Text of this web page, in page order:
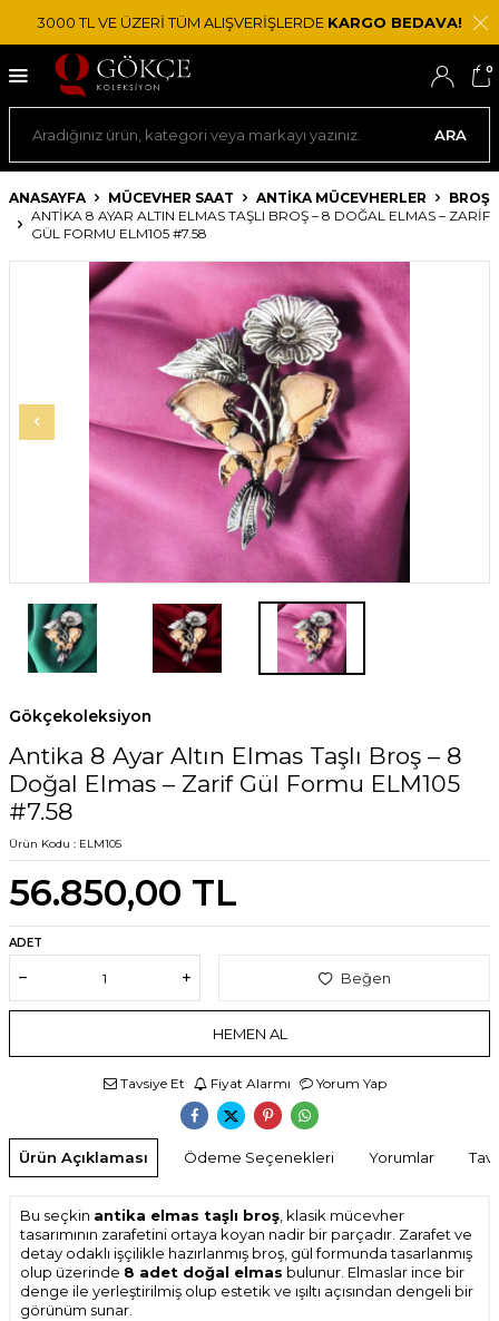
3000 TL VE ÜZERİ TÜM ALIŞVERİŞLERDE KARGO BEDAVA!
ARA
0
ANASAYFA MÜCEVHER SAAT ANTIKA MÜCEVHERLER
BROŞ
ANTIKA 8 AYAR ALTIN ELMAS TAŞLI BROŞ – 8 DOĞAL ELMAS – ZARIF
GÜL FORMU ELM105 #7.58
Gökçekoleksiyon
Antika 8 Ayar Altın Elmas Taşlı Broş – 8
Doğal Elmas – Zarif Gül Formu ELM105
#7.58
Ürün Kodu : ELM105
56.850,00 TL
ADET
Beğen
HEMEN AL
Tavsiye Et Fiyat Alarmı Yorum Yap
Ürün Açıklaması Ödeme Seçenekleri Yorumlar
Bu seçkin antika elmas taşlı broş, klasik mücevher
tasarımının zarafetini ortaya koyan nadir bir parçadır. Zarafet ve
detay odaklı işçilikle hazırlanmış broş, gül formunda tasarlanmış
olup üzerinde 8 adet doğal elmas bulunur. Elmaslar ince bir
denge ile yerleştirilmiş olup estetik ve ışıltı açısından dengeli bir
görünüm sunar.